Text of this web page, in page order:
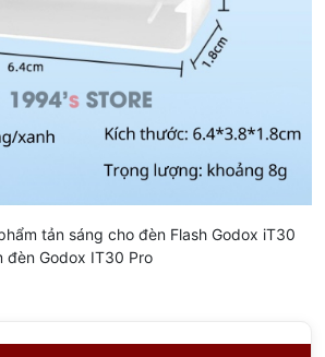
tản sáng cho đèn Flash Godox iT30
đèn Godox IT30 Pro